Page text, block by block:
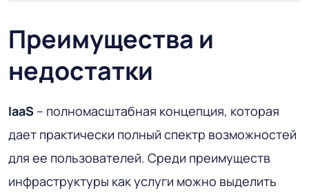
Преимущества и
недостатки
IaaS – полномасштабная концепция, которая
дает практически полный спектр возможностей
для ее пользователей. Среди преимуществ
инфраструктуры как услуги можно выделить